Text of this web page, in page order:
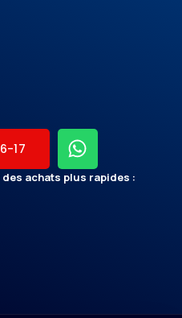
17
achats plus rapides :